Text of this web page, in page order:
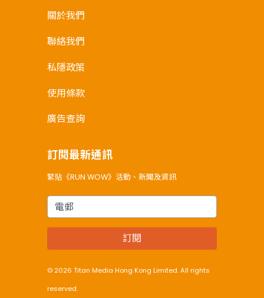
關於我們
聯絡我們
私隱政策
使用條款
廣告查詢
訂閱最新通訊
緊貼《RUN WOW》活動、新聞及資訊
電郵
訂閱
© 2026 Titan Media Hong Kong Limited. All rights
reserved.